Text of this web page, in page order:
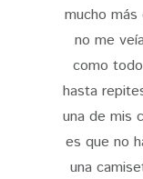
mucho
no me
como
hasta
una de mis
es que no
una